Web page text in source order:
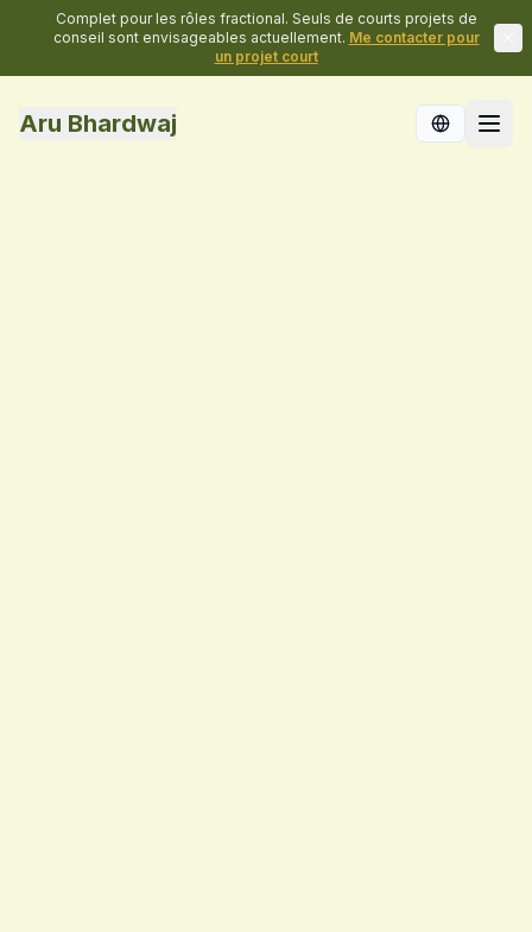
Complet pour les rôles fractional. Seuls de courts projets de
conseil sont envisageables actuellement. Me contacter pour
un projet court
Aru Bhardwaj